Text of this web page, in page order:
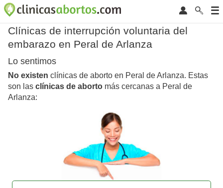
Clínicas de interrupción voluntaria del
embarazo en Peral de Arlanza
Lo sentimos
No existen clínicas de aborto en Peral de Arlanza. Estas
son las clínicas de aborto más cercanas a Peral de
Arlanza: